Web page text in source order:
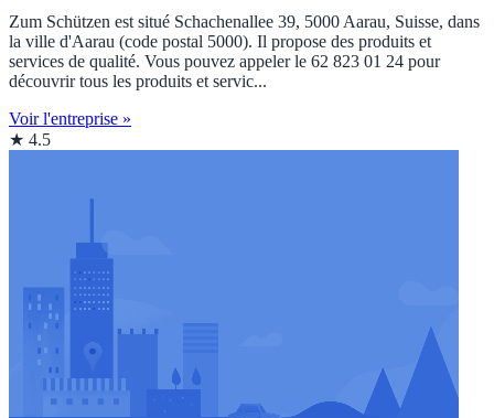
Zum Schützen est situé Schachenallee 39, 5000 Aarau, Suisse, dans
la ville d'Aarau (code postal 5000). Il propose des produits et
services de qualité. Vous pouvez appeler le 62 823 01 24 pour
découvrir tous les produits et servic...
Voir l'entreprise »
★ 4.5